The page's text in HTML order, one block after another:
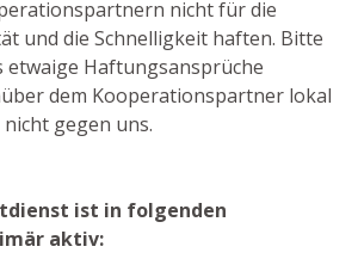
nicht für die
und die Schnelligkeit haften. Bitte
etwaige Haftungsansprüche
dem Kooperationspartner lokal
gegen uns.
ist in folgenden
aktiv: